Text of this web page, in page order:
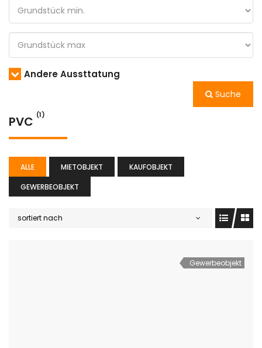
Andere Aussttatung
Suche
PVC (1)
ALLE MIETOBJEKT
KAUFOBJEKT
GEWERBEOBJEKT
sortiert nach
Gewerbeobjekt